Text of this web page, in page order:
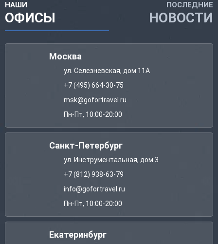
НАШИ
ОФИСЫ
ПОСЛЕДНИЕ
НОВОСТИ
Москва
ул. Селезневская, дом 11А
+7 (495) 664-30-75
msk@gofortravel.ru
Пн-Пт, 10:00-20:00
Санкт-Петербург
ул. Инструментальная, дом 3
+7 (812) 938-63-79
info@gofortravel.ru
Пн-Пт, 10:00-20:00
Екатеринбург